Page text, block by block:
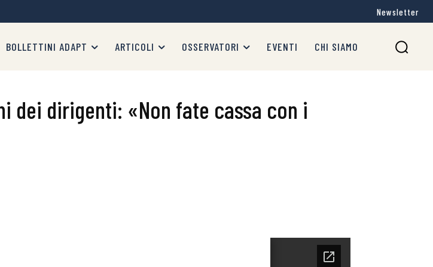
Newsletter
BOLLETTINI ADAPT ARTICOLI OSSERVATORI EVENTI CHI SIAMO
dei dirigenti: «Non fate cassa con i